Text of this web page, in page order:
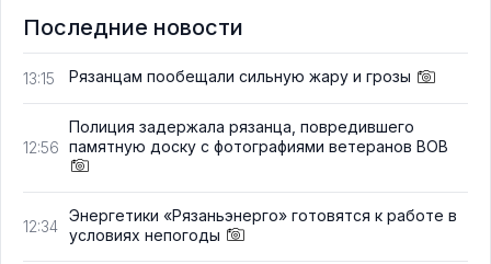
Последние новости
13:15 Рязанцам пообещали сильную жару и грозы
12:56
Полиция задержала рязанца, повредившего
памятную доску с фотографиями ветеранов ВОВ
12:34
Энергетики «Рязаньэнерго» готовятся к работе в
условиях непогоды